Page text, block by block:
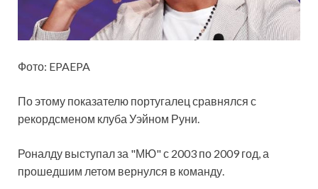
Фото: EPAEPA
По этому показателю португалец сравнялся с
рекордсменом клуба Уэйном Руни.
Роналду выступал за "МЮ" с 2003 по 2009 год, а
прошедшим летом вернулся в команду.